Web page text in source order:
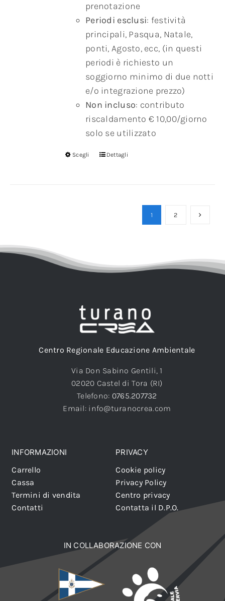
prenotazione
Periodi esclusi: festività
principali, Pasqua, Natale,
ponti, Agosto, ecc, (in questi
periodi è richiesto un
soggiorno minimo di due notti
e/o integrazione prezzo)
Non incluso: contributo
riscaldamento € 10,00/giorno
solo se utilizzato
Scegli Dettagli
1 2
Centro Regionale Educazione Ambientale
Via Don Sabino Gentili, 1
02020 Castel di Tora (RI)
Telefono: 0765.207732
Email: info@turanocrea.com
INFORMAZIONI
Carrello
Cassa
Termini di vendita
Contatti
PRIVACY
Cookie policy
Privacy Policy
Centro privacy
Contatta il D.P.O.
IN COLLABORAZIONE CON